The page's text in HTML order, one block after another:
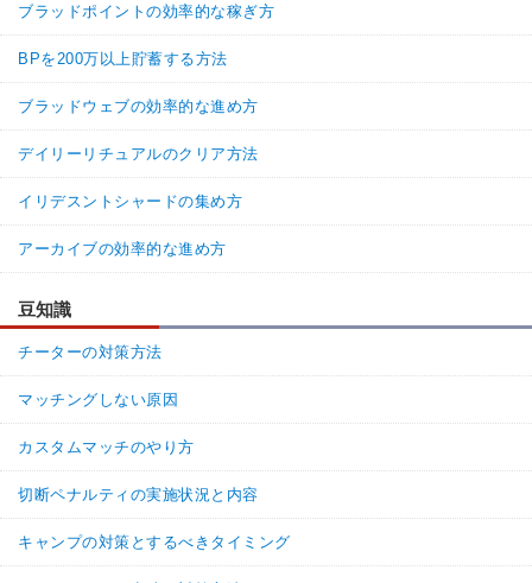
ブラッドポイントの効率的な稼ぎ方
BPを200万以上貯蓄する方法
ブラッドウェブの効率的な進め方
デイリーリチュアルのクリア方法
イリデスントシャードの集め方
アーカイブの効率的な進め方
豆知識
チーターの対策方法
マッチングしない原因
カスタムマッチのやり方
切断ペナルティの実施状況と内容
キャンプの対策とするべきタイミング